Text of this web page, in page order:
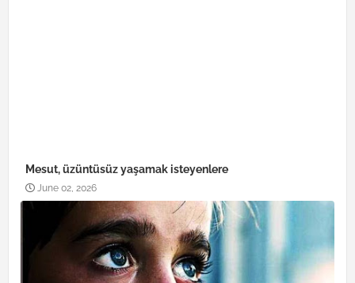
Mesut, üzüntüsüz yaşamak isteyenlere
June 02, 2026